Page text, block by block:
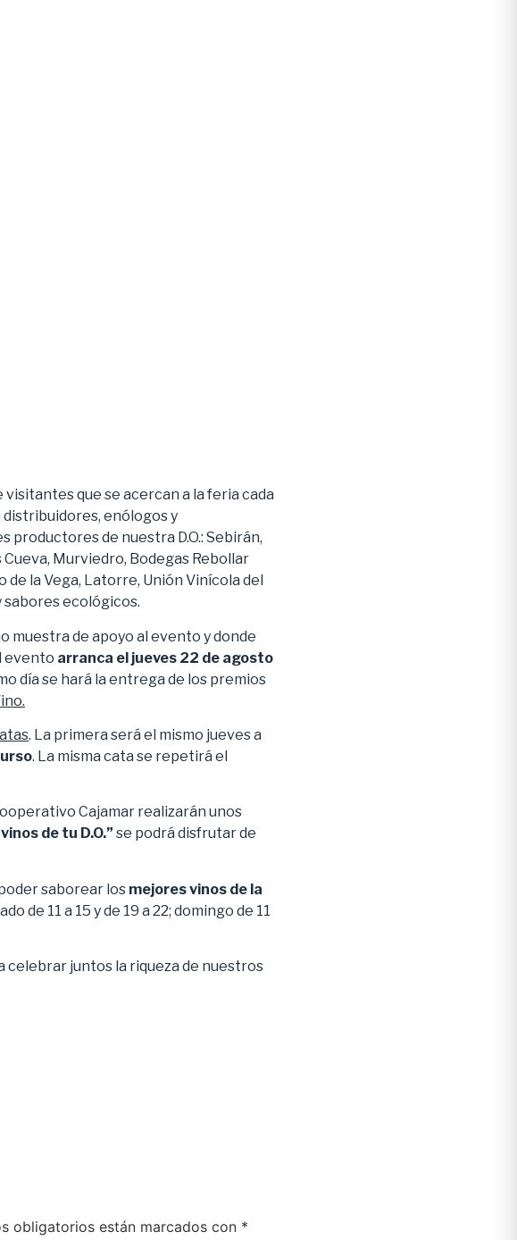
que se acercan a la feria cada
distribuidores, enólogos y
de nuestra D.O.: Sebirán,
Murviedro, Bodegas Rebollar
la Vega, Latorre, Unión Vinícola del
sabores ecológicos.
muestra de apoyo al evento y donde
evento arranca el jueves 22 de agosto
día se hará la entrega de los premios
. La primera será el mismo jueves a
. La misma cata se repetirá el
Cajamar realizarán unos
de tu D.O.” se podrá disfrutar de
saborear los mejores vinos de la
de 11 a 15 y de 19 a 22; domingo de 11
celebrar juntos la riqueza de nuestros
obligatorios están marcados con *